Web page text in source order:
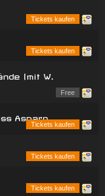
Tickets kaufen
Tickets kaufen
(mit W.
Free
Asparn
Tickets kaufen
Tickets kaufen
Tickets kaufen